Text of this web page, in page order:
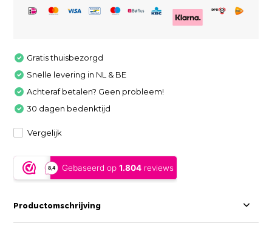
Gratis thuisbezorgd
Snelle levering in NL & BE
Achteraf betalen? Geen probleem!
30 dagen bedenktijd
Vergelijk
Productomschrijving